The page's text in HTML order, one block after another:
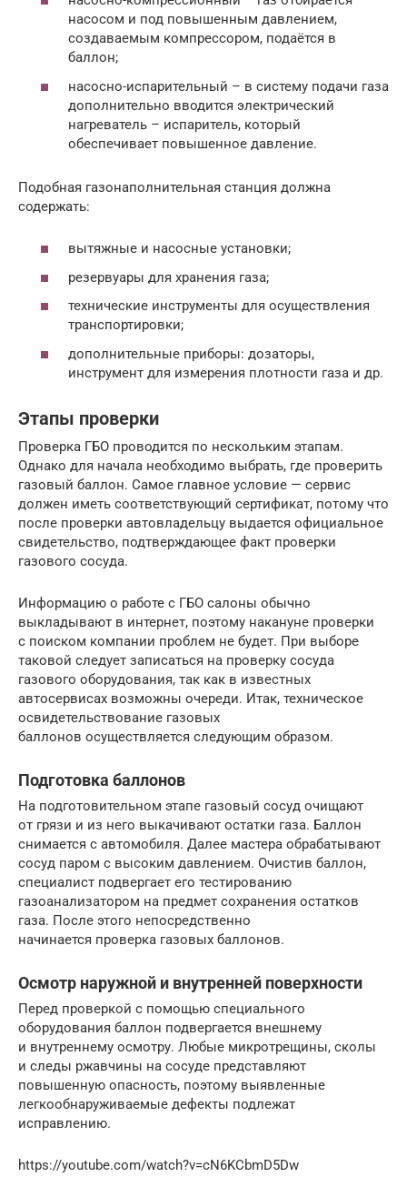
насосом и под повышенным давлением,
создаваемым компрессором, подаётся в
баллон;
насосно-испарительный – в систему подачи газа
дополнительно вводится электрический
нагреватель – испаритель, который
обеспечивает повышенное давление.
Подобная газонаполнительная станция должна
содержать:
вытяжные и насосные установки;
резервуары для хранения газа;
технические инструменты для осуществления
транспортировки;
дополнительные приборы: дозаторы,
инструмент для измерения плотности газа и др.
Этапы проверки
Проверка ГБО проводится по нескольким этапам.
Однако для начала необходимо выбрать, где проверить
газовый баллон. Самое главное условие — сервис
должен иметь соответствующий сертификат, потому что
после проверки автовладельцу выдается официальное
свидетельство, подтверждающее факт проверки
газового сосуда.
Информацию о работе с ГБО салоны обычно
выкладывают в интернет, поэтому накануне проверки
с поиском компании проблем не будет. При выборе
таковой следует записаться на проверку сосуда
газового оборудования, так как в известных
автосервисах возможны очереди. Итак, техническое
освидетельствование газовых
баллонов осуществляется следующим образом.
Подготовка баллонов
На подготовительном этапе газовый сосуд очищают
от грязи и из него выкачивают остатки газа. Баллон
снимается с автомобиля. Далее мастера обрабатывают
сосуд паром с высоким давлением. Очистив баллон,
специалист подвергает его тестированию
газоанализатором на предмет сохранения остатков
газа. После этого непосредственно
начинается проверка газовых баллонов.
Осмотр наружной и внутренней поверхности
Перед проверкой с помощью специального
оборудования баллон подвергается внешнему
и внутреннему осмотру. Любые микротрещины, сколы
и следы ржавчины на сосуде представляют
повышенную опасность, поэтому выявленные
легкообнаруживаемые дефекты подлежат
исправлению.
https://youtube.com/watch?v=cN6KCbmD5Dw